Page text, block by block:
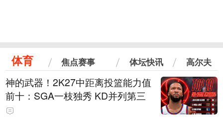
体育 焦点赛事 体坛快讯 高尔夫
神的武器！2K27中距离投篮能力值
前十：SGA一枝独秀 KD并列第三